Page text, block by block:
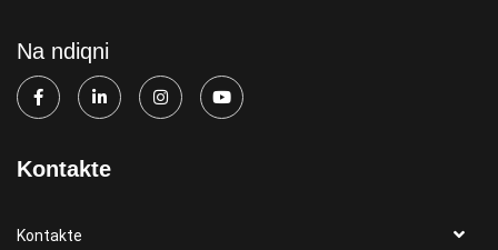
Na ndiqni
Kontakte
Kontakte